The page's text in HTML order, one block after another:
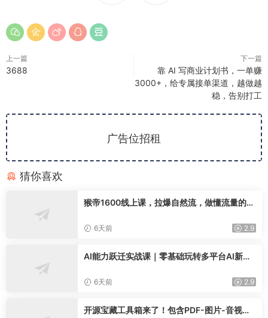
上一篇
3688
下一篇
靠 AI 写商业计划书，一单赚
3000+，给专属接单渠道，越做越
稳，告别打工
广告位招租
猜你喜欢
猴帝1600线上课，拉爆自然流，做懂流量的主
02】6天前 2.9
AI能力跃迁实战课｜零基础玩转多平台AI新范
6天前 2.9
开源宝藏工具箱来了！包含PDF-图片-音视频-